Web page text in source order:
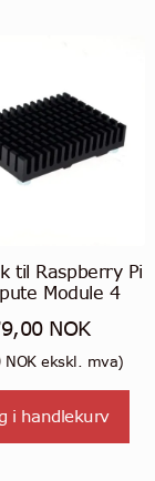
til Raspberry Pi
Module 4
NOK
NOKekskl. mva)
i handlekurv